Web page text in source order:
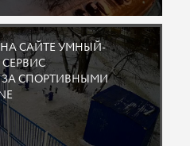
САЙТЕ УМНЫЙ-
СПОРТИВНЫМИ